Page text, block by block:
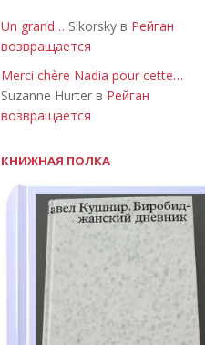
Un grand… Sikorsky в Рейган
возвращается
Merci chère Nadia pour cette…
Suzanne Hurter в Рейган
возвращается
КНИЖНАЯ ПОЛКА